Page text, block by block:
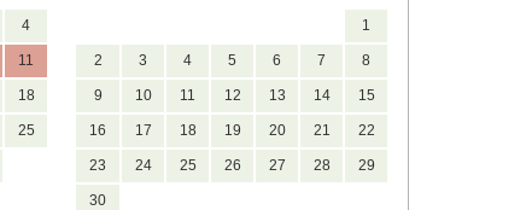
4
11
18
25
1
2 3 4 5 6 7 8
9 10 11 12 13 14 15
16 17 18 19 20 21 22
23 24 25 26 27 28 29
30